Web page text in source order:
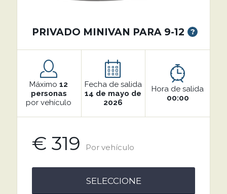
PRIVADO MINIVAN PARA 9-12 ?
Máximo12
personas
por vehículo
Fecha de salida
14 de mayo de
2026
Hora de salida
00:00
€ 319 Por vehículo
SELECCIONE